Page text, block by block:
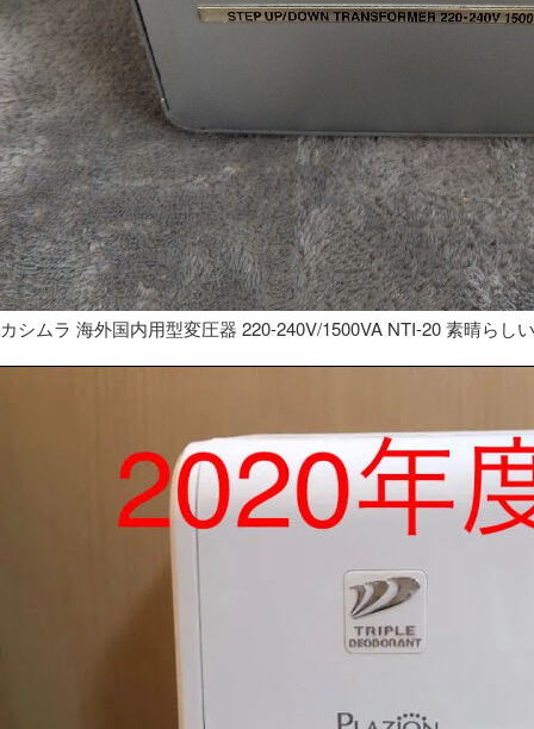
カシムラ 海外国内用型変圧器 220-240V/1500VA NTI-20 素晴らし